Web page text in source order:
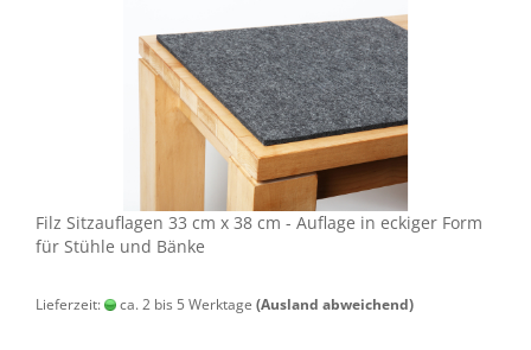
Filz Sitz­auf­la­gen 33 cm x 38 cm - Auf­la­ge in ecki­ger Form
für Stüh­le und Bänke
Lieferzeit: ca. 2 bis 5 Werktage (Ausland abweichend)